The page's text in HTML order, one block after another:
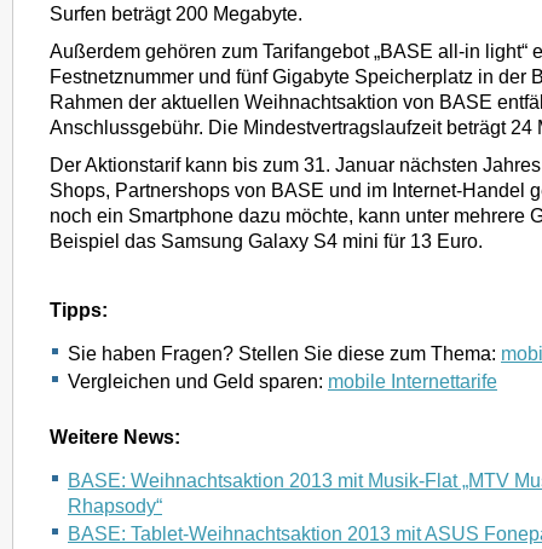
Surfen beträgt 200 Megabyte.
Außerdem gehören zum Tarifangebot „BASE all-in light“
Festnetznummer und fünf Gigabyte Speicherplatz in der
Rahmen der aktuellen Weihnachtsaktion von BASE
Anschlussgebühr. Die Mindestvertragslaufzeit beträgt 24
Der Aktionstarif kann bis zum 31. Januar nächsten
Shops, Partnershops von BASE und im Internet-Handel
noch ein Smartphone dazu möchte, kann unter mehrere
Beispiel das Samsung Galaxy S4 mini für 13 Euro.
Tipps:
Sie haben Fragen? Stellen Sie diese zum Thema:
Vergleichen und Geld sparen: mobile Internettarife
Weitere News:
BASE: Weihnachtsaktion 2013 mit Musik-Flat „MTV
Rhapsody“
BASE: Tablet-Weihnachtsaktion 2013 mit ASUS